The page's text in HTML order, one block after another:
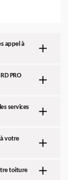
appel à
PRO
services
votre
toiture